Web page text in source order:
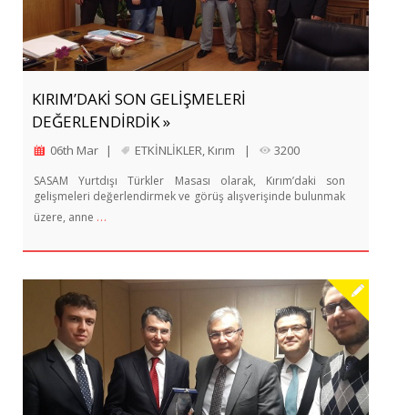
KIRIM’DAKİ SON GELİŞMELERİ
DEĞERLENDİRDİK »
06th Mar | ETKİNLİKLER, Kırım | 3200
SASAM Yurtdışı Türkler Masası olarak, Kırım’daki son
gelişmeleri değerlendirmek ve görüş alışverişinde bulunmak
üzere, anne …